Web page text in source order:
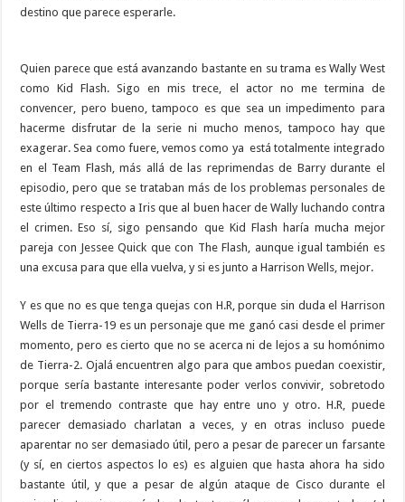
destino que parece esperarle.
Quien parece que está avanzando bastante en su trama es Wally West
como Kid Flash. Sigo en mis trece, el actor no me termina de
convencer, pero bueno, tampoco es que sea un impedimento para
hacerme disfrutar de la serie ni mucho menos, tampoco hay que
exagerar. Sea como fuere, vemos como ya está totalmente integrado
en el Team Flash, más allá de las reprimendas de Barry durante el
episodio, pero que se trataban más de los problemas personales de
este último respecto a Iris que al buen hacer de Wally luchando contra
el crimen. Eso sí, sigo pensando que Kid Flash haría mucha mejor
pareja con Jessee Quick que con The Flash, aunque igual también es
una excusa para que ella vuelva, y si es junto a Harrison Wells, mejor.
Y es que no es que tenga quejas con H.R, porque sin duda el Harrison
Wells de Tierra-19 es un personaje que me ganó casi desde el primer
momento, pero es cierto que no se acerca ni de lejos a su homónimo
de Tierra-2. Ojalá encuentren algo para que ambos puedan coexistir,
porque sería bastante interesante poder verlos convivir, sobretodo
por el tremendo contraste que hay entre uno y otro. H.R, puede
parecer demasiado charlatan a veces, y en otras incluso puede
aparentar no ser demasiado útil, pero a pesar de parecer un farsante
(y sí, en ciertos aspectos lo es) es alguien que hasta ahora ha sido
bastante útil, y que a pesar de algún ataque de Cisco durante el